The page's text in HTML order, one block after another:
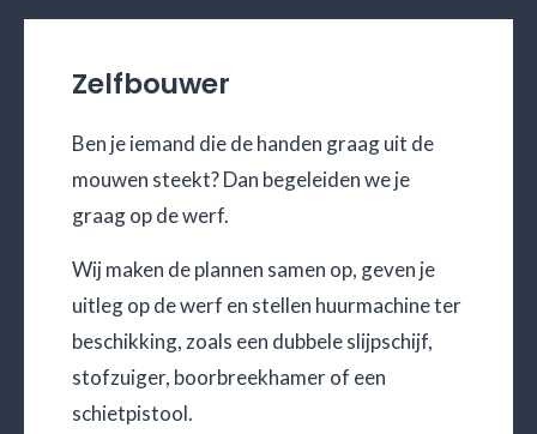
Zelfbouwer
Ben je iemand die de handen graag uit de
mouwen steekt? Dan begeleiden we je
graag op de werf.
Wij maken de plannen samen op, geven je
uitleg op de werf en stellen huurmachine ter
beschikking, zoals een dubbele slijpschijf,
stofzuiger, boorbreekhamer of een
schietpistool.